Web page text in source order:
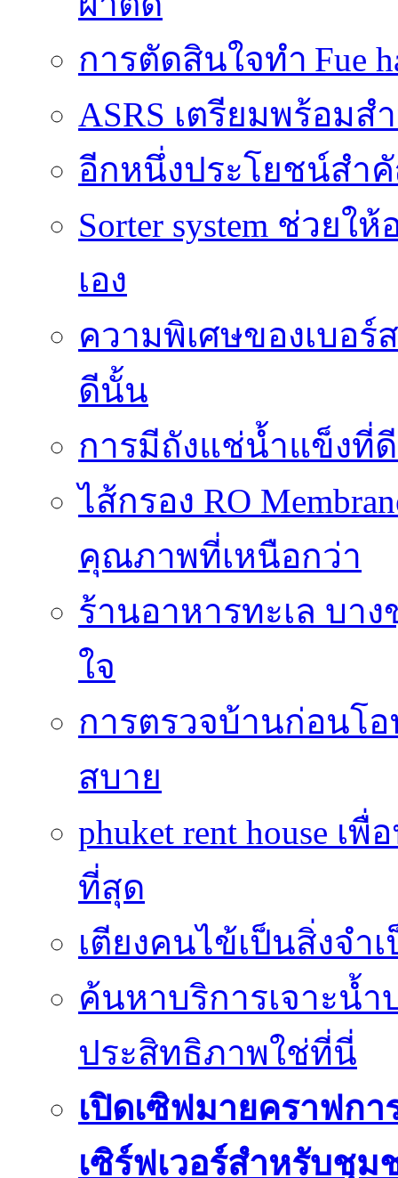
การตัดสินใจทำ Fue
ASRS เตรียมพร้อม
อีกหนึ่งประโยชน์สำคั
Sorter system ช่วย
เอง
ความพิเศษของเบอ
ดีนั้น
การมีถังแช่น้ำแข็งที่
ไส้กรอง RO
คุณภาพที่เหนือกว่า
ร้านอาหารทะเล บา
ใจ
การตรวจบ้านก่อนโ
สบาย
phuket rent house
ที่สุด
เตียงคนไข้เป็นสิ่งจำ
ค้นหาบริการเจาะน้
ประสิทธิภาพใช่ที่นี่
เปิดเซิฟมายคราฟกา
เซิร์ฟเวอร์สำหรับชุม